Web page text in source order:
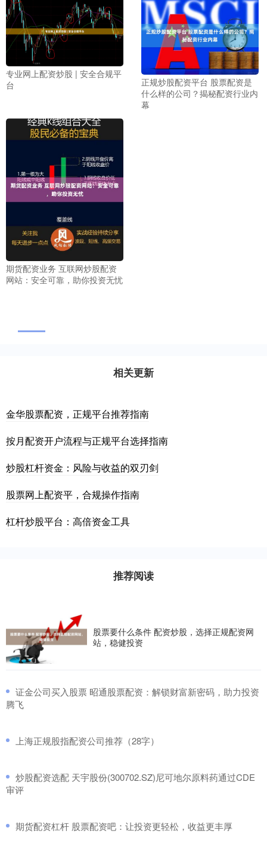
专业网上配资炒股 | 安全合规平
台
正规炒股配资平台 股票配资是
什么样的公司？揭秘配资行业内
幕
期货配资业务 互联网炒股配资
网站：安全可靠，助你投资无忧
相关更新
金华股票配资，正规平台推荐指南
按月配资开户流程与正规平台选择指南
炒股杠杆资金：风险与收益的双刃剑
股票网上配资平，合规操作指南
杠杆炒股平台：高倍资金工具
推荐阅读
股票要什么条件 配资炒股，选择正规配资网
站，稳健投资
​证金公司买入股票 昭通股票配资：解锁财富新密码，助力投资
腾飞
​上海正规股指配资公司推荐（28字）
​炒股配资选配 天宇股份(300702.SZ)尼可地尔原料药通过CDE
审评
​期货配资杠杆 股票配资吧：让投资更轻松，收益更丰厚